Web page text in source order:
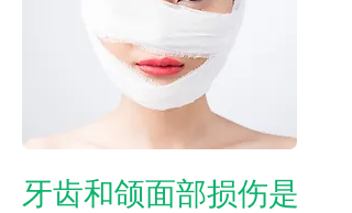
牙齿和颌面部损伤是